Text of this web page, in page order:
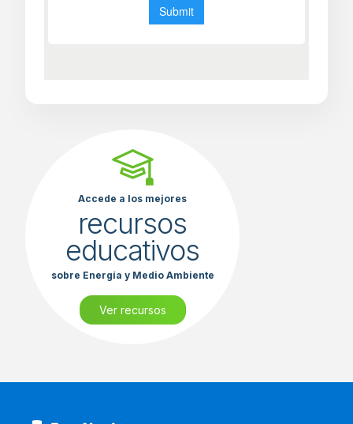
Accede a los mejores
recursos
educativos
sobre Energía y Medio Ambiente
Ver recursos